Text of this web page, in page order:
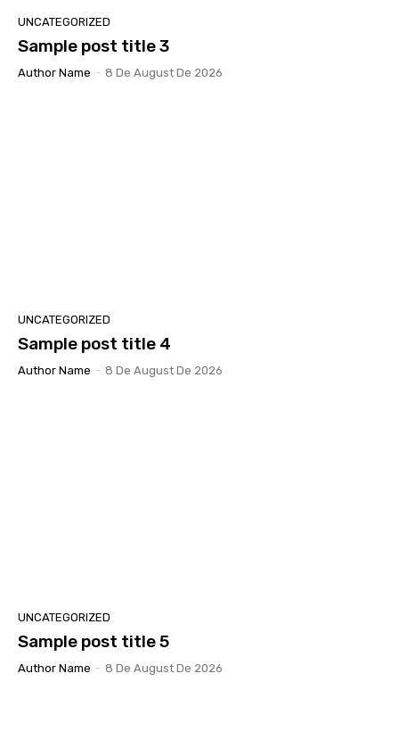
UNCATEGORIZED
Sample post title 3
Author Name - 8 De August De 2026
UNCATEGORIZED
Sample post title 4
Author Name - 8 De August De 2026
UNCATEGORIZED
Sample post title 5
Author Name - 8 De August De 2026